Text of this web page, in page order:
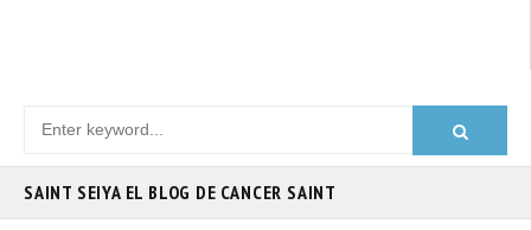
SAINT SEIYA EL BLOG DE CANCER SAINT